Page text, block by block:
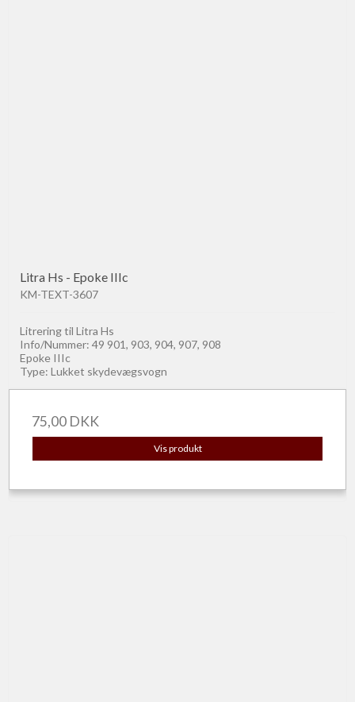
Litra Hs - Epoke IIIc
KM-TEXT-3607
Litrering til Litra Hs
Info/Nummer: 49 901, 903, 904, 907, 908
Epoke IIIc
Type: Lukket skydevægsvogn
75,00 DKK
Vis produkt